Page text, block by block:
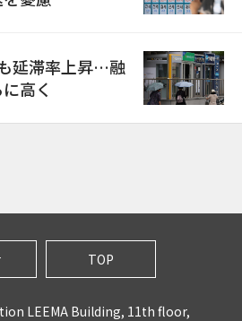
延滞率上昇…融
高く
TOP
LEEMA Building, 11th floor,